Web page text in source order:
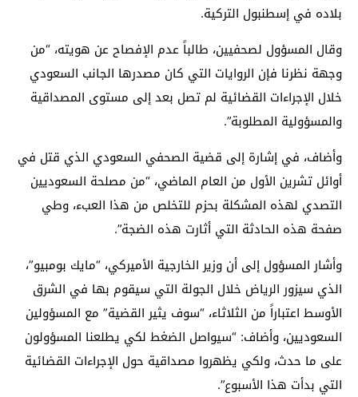
بلاده في إسطنبول التركية.
وقال المسؤول لصحفيين، طالباً عدم الإفصاح عن هويته، “من
وجهة نظرنا فإن الروايات التي كان مصدرها الجانب السعودي
خلال الإجراءات القضائية لم تصل بعد إلى مستوى المصداقية
والمسؤولية المطلوبة”.
وأضاف، في إشارة إلى قضية الصحفي السعودي الذي قتل في
أوائل تشرين الأول من العام الماضي، “من مصلحة السعوديين
التصدي لهذه المشكلة بحزم للتخلص من هذا العبء، وطي
صفحة هذه الحادثة التي أثارت هذه الضجة”.
وأشار المسؤول إلى أن وزير الخارجية الأميركي، “مايك بومبيو”،
الذي سيزور الرياض خلال الجولة التي سيقوم بها في الشرق
الأوسط اعتباراً من الثلاثاء، “سوف يثير القضية” مع المسؤولين
السعوديين، وأضاف: “سيواصل الضغط لكي يطلعنا المسؤولون
على ما حدث، ولكي يظهروا مصداقية حول الإجراءات القضائية
التي بدأت هذا الأسبوع”.